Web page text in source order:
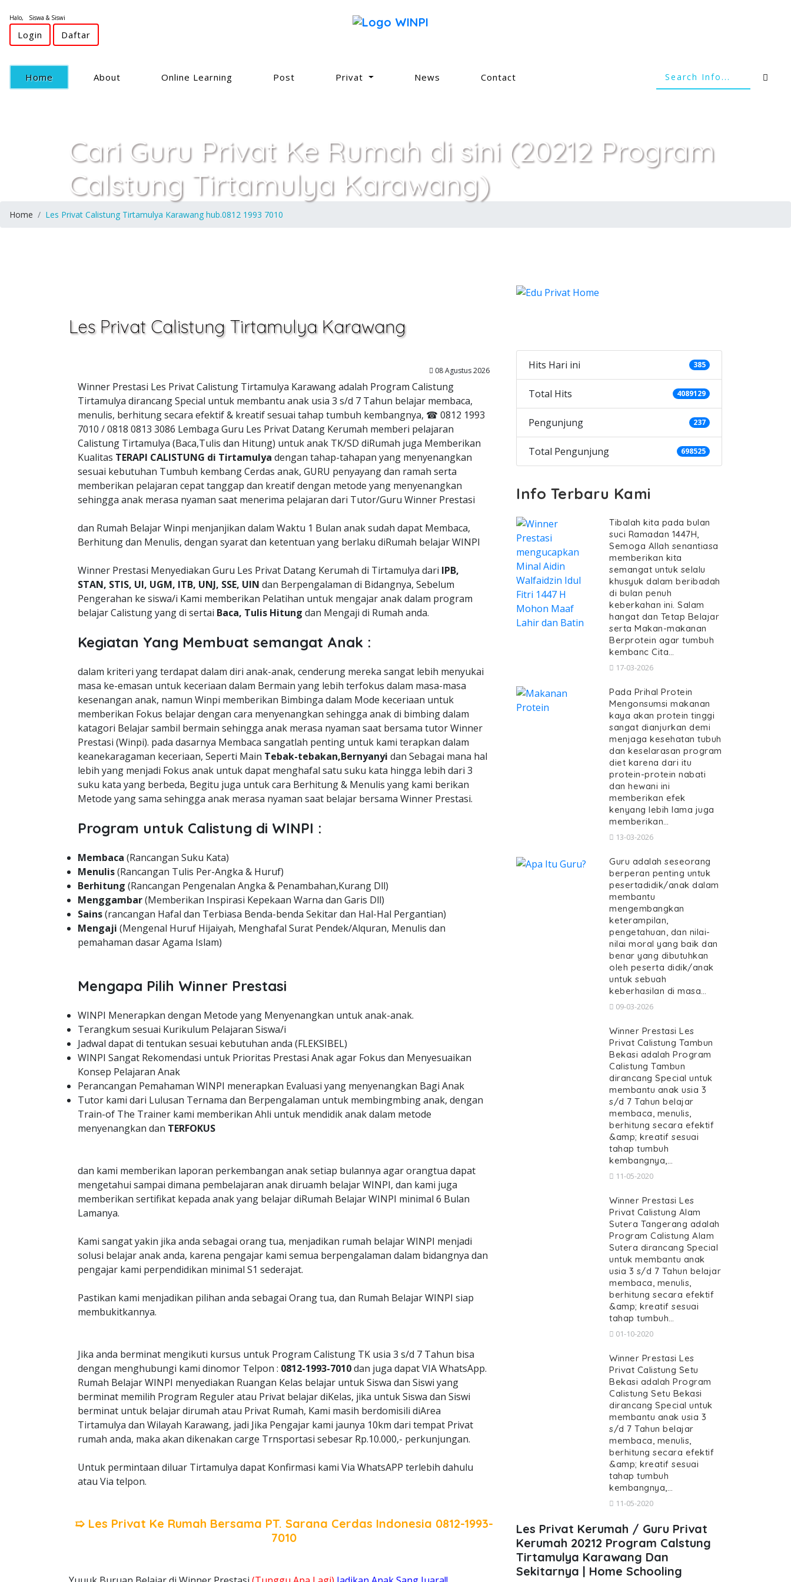
Halo, Siswa & Siswi
Login Daftar
Home(current) About Online Learning Post Privat News Contact
Cari Guru Privat Ke Rumah di sini (20212 Program
Calstung Tirtamulya Karawang)
Home Les Privat Calistung Tirtamulya Karawang hub.0812 1993 7010
Les Privat Calistung Tirtamulya Karawang
08 Agustus 2026
Winner Prestasi Les Privat Calistung Tirtamulya Karawang adalah Program Calistung
Tirtamulya dirancang Special untuk membantu anak usia 3 s/d 7 Tahun belajar membaca,
menulis, berhitung secara efektif & kreatif sesuai tahap tumbuh kembangnya, ☎ 0812 1993
7010 / 0818 0813 3086 Lembaga Guru Les Privat Datang Kerumah memberi pelajaran
Calistung Tirtamulya (Baca,Tulis dan Hitung) untuk anak TK/SD diRumah juga Memberikan
Kualitas TERAPI CALISTUNG di Tirtamulya dengan tahap-tahapan yang menyenangkan
sesuai kebutuhan Tumbuh kembang Cerdas anak, GURU penyayang dan ramah serta
memberikan pelajaran cepat tanggap dan kreatif dengan metode yang menyenangkan
sehingga anak merasa nyaman saat menerima pelajaran dari Tutor/Guru Winner Prestasi
dan Rumah Belajar Winpi menjanjikan dalam Waktu 1 Bulan anak sudah dapat Membaca,
Berhitung dan Menulis, dengan syarat dan ketentuan yang berlaku diRumah belajar WINPI
Winner Prestasi Menyediakan Guru Les Privat Datang Kerumah di Tirtamulya dari IPB,
STAN, STIS, UI, UGM, ITB, UNJ, SSE, UIN dan Berpengalaman di Bidangnya, Sebelum
Pengerahan ke siswa/i Kami memberikan Pelatihan untuk mengajar anak dalam program
belajar Calistung yang di sertai Baca, Tulis Hitung dan Mengaji di Rumah anda.
Kegiatan Yang Membuat semangat Anak :
dalam kriteri yang terdapat dalam diri anak-anak, cenderung mereka sangat lebih menyukai
masa ke-emasan untuk keceriaan dalam Bermain yang lebih terfokus dalam masa-masa
kesenangan anak, namun Winpi memberikan Bimbinga dalam Mode keceriaan untuk
memberikan Fokus belajar dengan cara menyenangkan sehingga anak di bimbing dalam
katagori Belajar sambil bermain sehingga anak merasa nyaman saat bersama tutor Winner
Prestasi (Winpi). pada dasarnya Membaca sangatlah penting untuk kami terapkan dalam
keanekaragaman keceriaan, Seperti Main Tebak-tebakan,Bernyanyi dan Sebagai mana hal
lebih yang menjadi Fokus anak untuk dapat menghafal satu suku kata hingga lebih dari 3
suku kata yang berbeda, Begitu juga untuk cara Berhitung & Menulis yang kami berikan
Metode yang sama sehingga anak merasa nyaman saat belajar bersama Winner Prestasi.
Program untuk Calistung di WINPI :
Membaca (Rancangan Suku Kata)
Menulis(Rancangan Tulis Per-Angka & Huruf)
Berhitung (Rancangan Pengenalan Angka & Penambahan,Kurang Dll)
Menggambar(Memberikan Inspirasi Kepekaan Warna dan Garis Dll)
Sains(rancangan Hafal dan Terbiasa Benda-benda Sekitar dan Hal-Hal Pergantian)
Mengaji (Mengenal Huruf Hijaiyah, Menghafal Surat Pendek/Alquran, Menulis dan
pemahaman dasar Agama Islam)
Mengapa Pilih Winner Prestasi
WINPI Menerapkan dengan Metode yang Menyenangkan untuk anak-anak.
Terangkum sesuai Kurikulum Pelajaran Siswa/i
Jadwal dapat di tentukan sesuai kebutuhan anda (FLEKSIBEL)
WINPI Sangat Rekomendasi untuk Prioritas Prestasi Anak agar Fokus dan Menyesuaikan
Konsep Pelajaran Anak
Perancangan Pemahaman WINPI menerapkan Evaluasi yang menyenangkan Bagi Anak
Tutor kami dari Lulusan Ternama dan Berpengalaman untuk membingmbing anak, dengan
Train-of The Trainer kami memberikan Ahli untuk mendidik anak dalam metode
menyenangkan dan TERFOKUS
dan kami memberikan laporan perkembangan anak setiap bulannya agar orangtua dapat
mengetahui sampai dimana pembelajaran anak diruamh belajar WINPI, dan kami juga
memberikan sertifikat kepada anak yang belajar diRumah Belajar WINPI minimal 6 Bulan
Lamanya.
Kami sangat yakin jika anda sebagai orang tua, menjadikan rumah belajar WINPI menjadi
solusi belajar anak anda, karena pengajar kami semua berpengalaman dalam bidangnya dan
pengajar kami perpendidikan minimal S1 sederajat.
Pastikan kami menjadikan pilihan anda sebagai Orang tua, dan Rumah Belajar WINPI siap
membukitkannya.
Jika anda berminat mengikuti kursus untuk Program Calistung TK usia 3 s/d 7 Tahun bisa
dengan menghubungi kami dinomor Telpon : 0812-1993-7010dan juga dapat VIA WhatsApp.
Rumah Belajar WINPI menyediakan Ruangan Kelas belajar untuk Siswa dan Siswi yang
berminat memilih Program Reguler atau Privat belajar diKelas, jika untuk Siswa dan Siswi
berminat untuk belajar dirumah atau Privat Rumah, Kami masih berdomisili diArea
Tirtamulya dan Wilayah Karawang, jadi Jika Pengajar kami jaunya 10km dari tempat Privat
rumah anda, maka akan dikenakan carge Trnsportasi sebesar Rp.10.000,- perkunjungan.
Untuk permintaan diluar Tirtamulya dapat Konfirmasi kami Via WhatsAPP terlebih dahulu
atau Via telpon.
➯ Les Privat Ke Rumah Bersama PT. Sarana Cerdas Indonesia 0812-1993-
7010
Hits Hari ini 385
Total Hits 4089129
Pengunjung 237
Total Pengunjung 698525
Info Terbaru Kami
Tibalah kita pada bulan
suci Ramadan 1447H,
Semoga Allah senantiasa
memberikan kita
semangat untuk selalu
khusyuk dalam beribadah
di bulan penuh
keberkahan ini. Salam
hangat dan Tetap Belajar
serta Makan-makanan
Berprotein agar tumbuh
kembanc Cita…
17-03-2026
Pada Prihal Protein
Mengonsumsi makanan
kaya akan protein tinggi
sangat dianjurkan demi
menjaga kesehatan tubuh
dan keselarasan program
diet karena dari itu
protein-protein nabati
dan hewani ini
memberikan efek
kenyang lebih lama juga
memberikan…
13-03-2026
Guru adalah seseorang
berperan penting untuk
pesertadidik/anak dalam
membantu
mengembangkan
keterampilan,
pengetahuan, dan nilai-
nilai moral yang baik dan
benar yang dibutuhkan
oleh peserta didik/anak
untuk sebuah
keberhasilan di masa…
09-03-2026
Winner Prestasi Les
Privat Calistung Tambun
Bekasi adalah Program
Calistung Tambun
dirancang Special untuk
membantu anak usia 3
s/d 7 Tahun belajar
membaca, menulis,
berhitung secara efektif
&amp; kreatif sesuai
tahap tumbuh
kembangnya,…
11-05-2020
Winner Prestasi Les
Privat Calistung Alam
Sutera Tangerang adalah
Program Calistung Alam
Sutera dirancang Special
untuk membantu anak
usia 3 s/d 7 Tahun belajar
membaca, menulis,
berhitung secara efektif
&amp; kreatif sesuai
tahap tumbuh…
01-10-2020
Winner Prestasi Les
Privat Calistung Setu
Bekasi adalah Program
Calistung Setu Bekasi
dirancang Special untuk
membantu anak usia 3
s/d 7 Tahun belajar
membaca, menulis,
berhitung secara efektif
&amp; kreatif sesuai
tahap tumbuh
kembangnya,…
11-05-2020
Les Privat Kerumah / Guru Privat
Kerumah 20212 Program Calstung
Tirtamulya Karawang Dan
Sekitarnya | Home Schooling